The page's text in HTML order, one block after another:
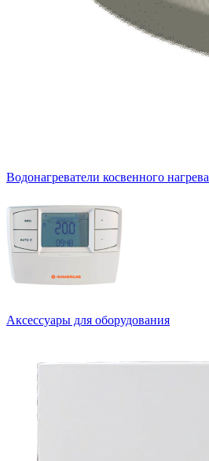
Водонагреватели косвенного нагрева
Аксессуары для оборудования